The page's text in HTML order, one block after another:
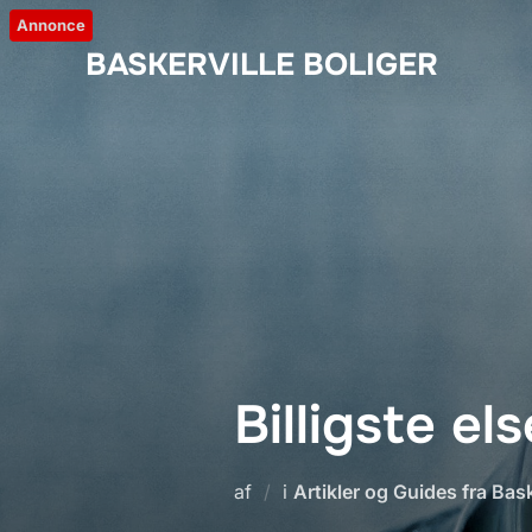
Videre
til
BASKERVILLE BOLIGER
Annonce
Billigste
af i Artikler og Guides fra